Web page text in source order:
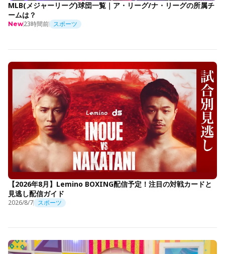
MLB(メジャーリーグ)球団一覧｜ア・リーグ/ナ・リーグの所属チ
ームは？
New23時間前 スポーツ
【2026年8月】Lemino BOXING配信予定！注目の対戦カードと
見逃し配信ガイド
2026/8/7 スポーツ